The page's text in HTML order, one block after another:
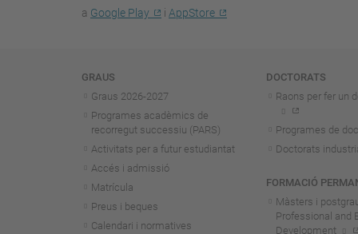
a Google Play i AppStore
Navegació
GRAUS
Graus 2026-2027
Programes acadèmics de
recorregut successiu (PARS)
Activitats per a futur estudiantat
Accés i admissió
Matrícula
Preus i beques
Calendari i normatives
DOCTORATS
Raons per fer un
Programes de
Doctorats
FORMACIÓ
Màsters i
Professional and
Development